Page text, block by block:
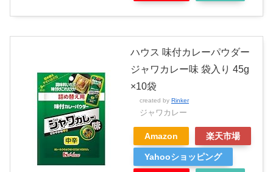
ハウス 味付カレーパウダー
ジャワカレー味 袋入り 45g
×10袋
created by Rinker
ジャワカレー
Amazon 楽天市場
Yahooショッピング